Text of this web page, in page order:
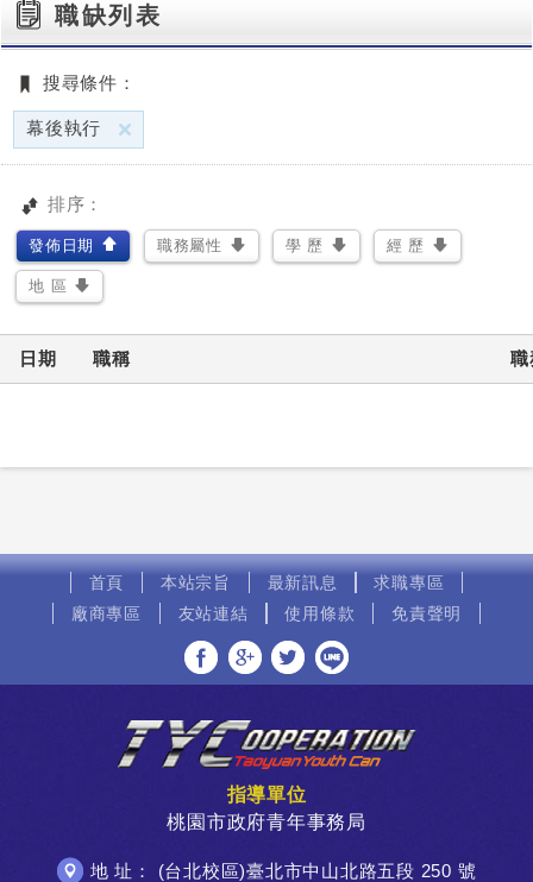
職缺列表
搜尋條件：
幕後執行
排序：
發佈日期 職務屬性 學 歷 經 歷
地 區
日期 職稱 職
首頁 本站宗旨 最新訊息
求職專區
廠商專區
友站連結 使用條款 免責聲明
分享至Facebook
分享至Google+
分享至Twitter
指導單位
桃園市政府青年事務局
地 址： (台北校區)臺北市中山北路五段 250 號